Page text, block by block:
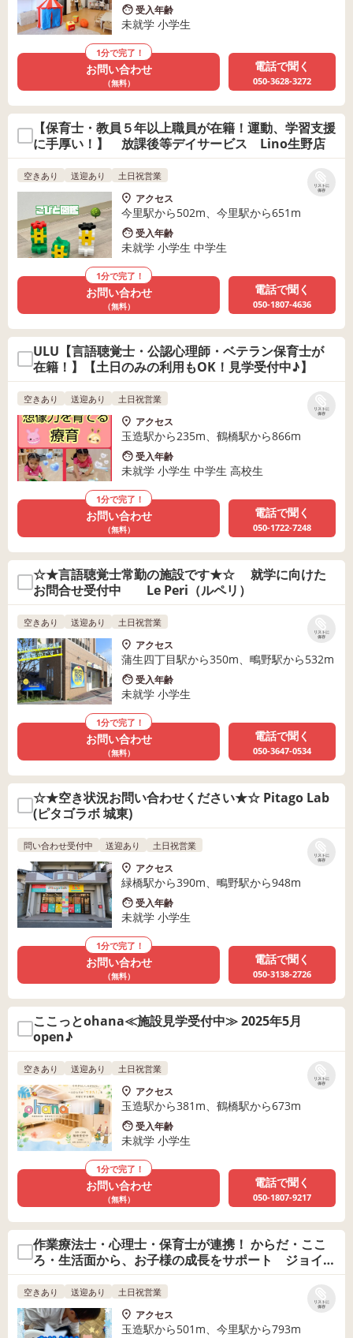
受入年齢
未就学 小学生
1分で完了！
お問い合わせ
（無料）
電話で聞く
050-3628-3272
【保育士・教員５年以上職員が在籍！運動、学習支援
に手厚い！】 放課後等デイサービス Lino生野店
リストに
保存
空きあり 送迎あり 土日祝営業
アクセス
今里駅から502m、今里駅から651m
受入年齢
未就学 小学生 中学生
1分で完了！
お問い合わせ
（無料）
電話で聞く
050-1807-4636
ULU【言語聴覚士・公認心理師・ベテラン保育士が
在籍！】【土日のみの利用もOK！見学受付中♪】
リストに
保存
空きあり 送迎あり 土日祝営業
アクセス
玉造駅から235m、鶴橋駅から866m
受入年齢
未就学 小学生 中学生 高校生
1分で完了！
お問い合わせ
（無料）
電話で聞く
050-1722-7248
☆★言語聴覚士常勤の施設です★☆ 就学に向けた
お問合せ受付中 Le Peri（ルペリ）
リストに
保存
空きあり 送迎あり 土日祝営業
アクセス
蒲生四丁目駅から350m、鴫野駅から532m
受入年齢
未就学 小学生
1分で完了！
お問い合わせ
（無料）
電話で聞く
050-3647-0534
☆★空き状況お問い合わせください★☆ Pitago Lab
(ピタゴラボ 城東)
リストに
保存
問い合わせ受付中 送迎あり 土日祝営業
アクセス
緑橋駅から390m、鴫野駅から948m
受入年齢
未就学 小学生
1分で完了！
お問い合わせ
（無料）
電話で聞く
050-3138-2726
ここっとohana≪施設見学受付中≫ 2025年5月
open♪
リストに
保存
空きあり 送迎あり 土日祝営業
アクセス
玉造駅から381m、鶴橋駅から673m
受入年齢
未就学 小学生
1分で完了！
お問い合わせ
（無料）
電話で聞く
050-1807-9217
作業療法士・心理士・保育士が連携！ からだ・ここ
ろ・生活面から、お子様の成長をサポート ジョイラ
ンド本店
リストに
保存
空きあり 送迎あり 土日祝営業
アクセス
玉造駅から501m、今里駅から793m